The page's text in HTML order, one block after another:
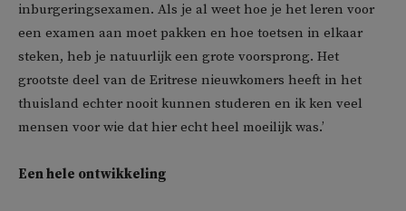
inburgeringsexamen. Als je al weet hoe je het leren voor
een examen aan moet pakken en hoe toetsen in elkaar
steken, heb je natuurlijk een grote voorsprong. Het
grootste deel van de Eritrese nieuwkomers heeft in het
thuisland echter nooit kunnen studeren en ik ken veel
mensen voor wie dat hier echt heel moeilijk was.’
Een hele ontwikkeling